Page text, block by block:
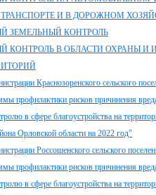
И В ДОРОЖНОМ
ЗЕМЕЛЬНЫЙ КОНТРОЛЬ
КОНТРОЛЬ В ОБЛАСТИ ОХРАНЫ И
Краснозоренского сельского
профилактики рисков причинения
в сфере благоустройства на
Орловской области на 2022 год"
Россошенского сельского
профилактики рисков причинения
в сфере благоустройства на